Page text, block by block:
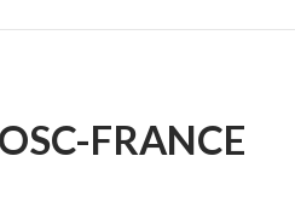
FRANCE